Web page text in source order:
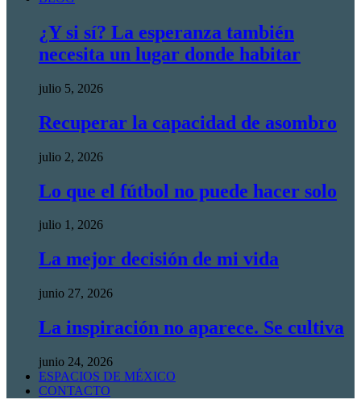
¿Y si sí? La esperanza también
necesita un lugar donde habitar
julio 5, 2026
Recuperar la capacidad de asombro
julio 2, 2026
Lo que el fútbol no puede hacer solo
julio 1, 2026
La mejor decisión de mi vida
junio 27, 2026
La inspiración no aparece. Se cultiva
junio 24, 2026
ESPACIOS DE MÉXICO
CONTACTO